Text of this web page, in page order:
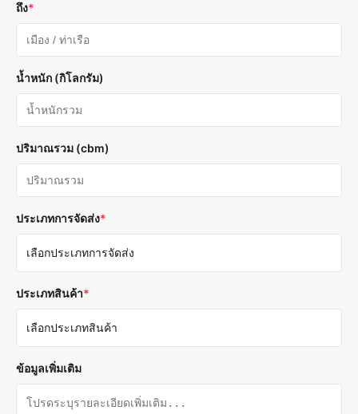
ถึง*
น้ำหนัก (กิโลกรัม)
ปริมาณรวม (cbm)
ประเภทการจัดส่ง*
ประเภทสินค้า*
ข้อมูลเพิ่มเติม